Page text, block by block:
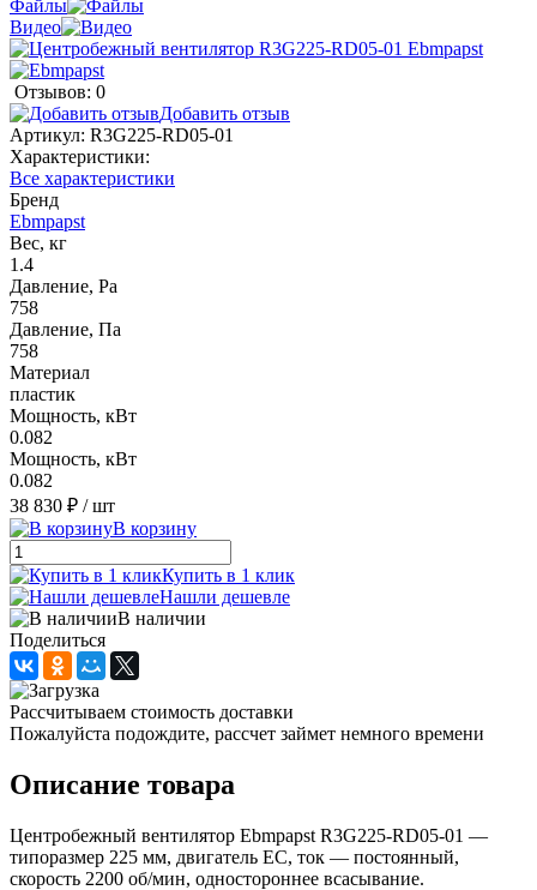
Файлы
Видео
Отзывов: 0
Добавить отзыв
Артикул: R3G225-RD05-01
Характеристики:
Все характеристики
Бренд
Ebmpapst
Вес, кг
1.4
Давление, Pa
758
Давление, Па
758
Материал
пластик
Мощность, кВт
0.082
Мощность, кВт
0.082
38 830 ₽ / шт
В корзину
Купить в 1 клик
Нашли дешевле
В наличии
Поделиться
Рассчитываем стоимость доставки
Пожалуйста подождите, рассчет займет немного времени
Описание товара
Центробежный вентилятор Ebmpapst R3G225-RD05-01 —
типоразмер 225 мм, двигатель EC, ток — постоянный,
скорость 2200 об/мин, одностороннее всасывание.